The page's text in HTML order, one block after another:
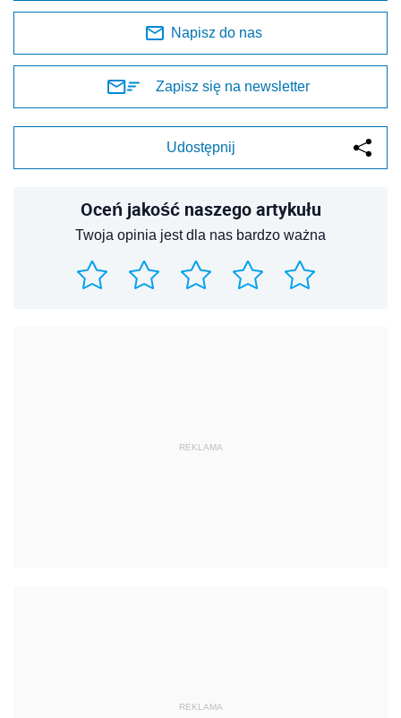
Napisz do nas
Zapisz się na newsletter
Udostępnij
Oceń jakość naszego artykułu
Twoja opinia jest dla nas bardzo ważna
REKLAMA
REKLAMA